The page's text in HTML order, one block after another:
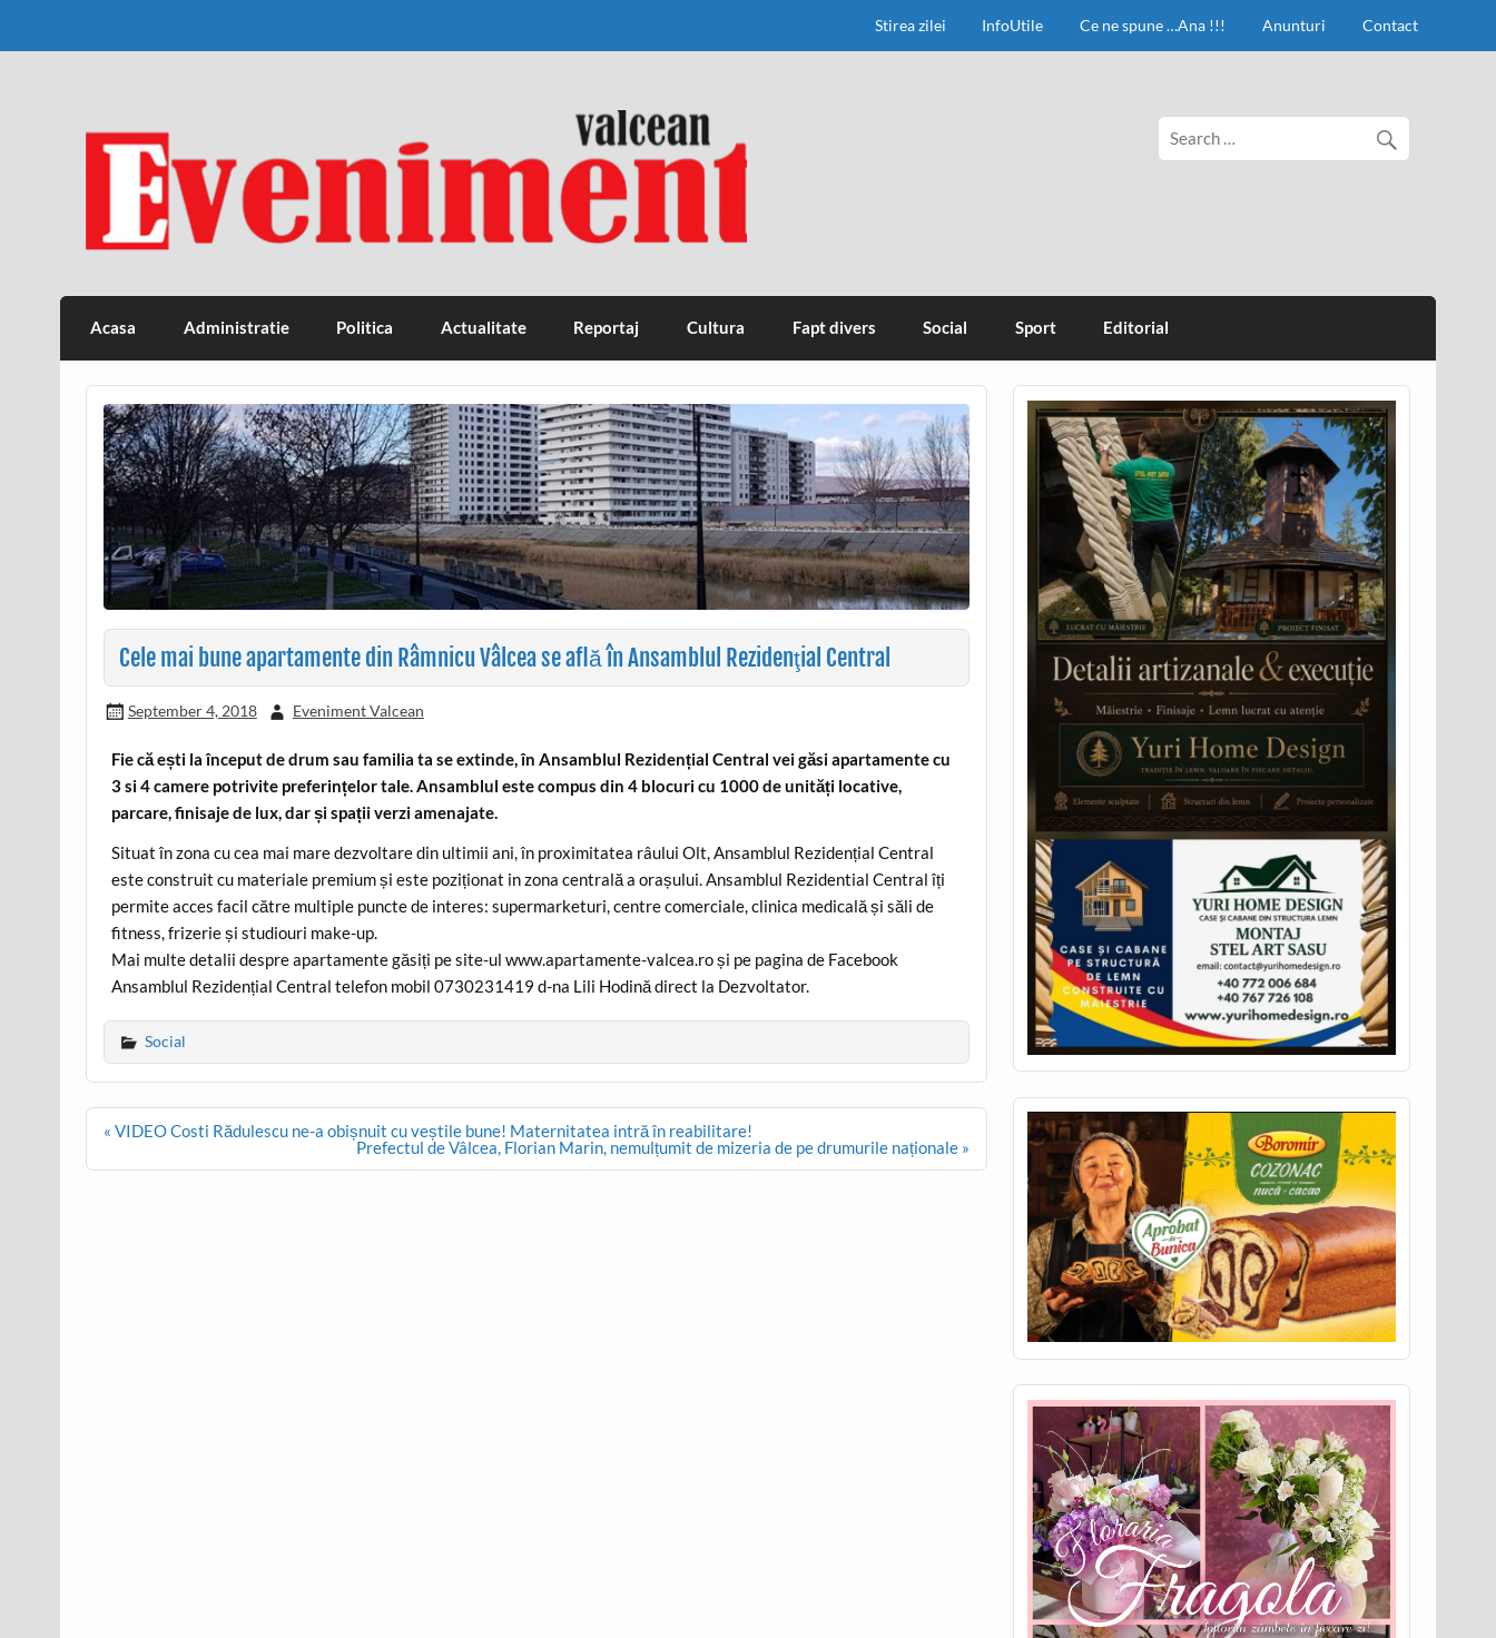
Stirea zilei InfoUtile Ce ne spune …Ana !!! Anunturi Contact
Eveniment Valcean
Acasa Administratie Politica Actualitate Reportaj Cultura Fapt divers Social Sport Editorial
Cele mai bune apartamente din Râmnicu Vâlcea se află în Ansamblul Rezidenţial Central
September 4, 2018 Eveniment Valcean
Fie că ești la început de drum sau familia ta se extinde, în Ansamblul Rezidențial Central vei găsi apartamente cu
3 si 4 camere potrivite preferințelor tale. Ansamblul este compus din 4 blocuri cu 1000 de unități locative,
parcare, finisaje de lux, dar și spații verzi amenajate.
Situat în zona cu cea mai mare dezvoltare din ultimii ani, în proximitatea râului Olt, Ansamblul Rezidențial Central
este construit cu materiale premium și este poziționat in zona centrală a orașului. Ansamblul Rezidential Central îți
permite acces facil către multiple puncte de interes: supermarketuri, centre comerciale, clinica medicală și săli de
fitness, frizerie și studiouri make-up.
Mai multe detalii despre apartamente găsiți pe site-ul www.apartamente-valcea.ro și pe pagina de Facebook
Ansamblul Rezidențial Central telefon mobil 0730231419 d-na Lili Hodină direct la Dezvoltator.
Social
Post
« VIDEO Costi Rădulescu ne-a obișnuit cu veștile bune! Maternitatea intră în reabilitare!
Prefectul de Vâlcea, Florian Marin, nemulțumit de mizeria de pe drumurile naționale »